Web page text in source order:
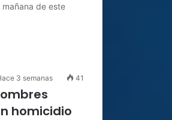
mañana de este
3 semanas 41
homicidio